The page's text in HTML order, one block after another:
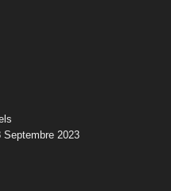
Septembre 2023